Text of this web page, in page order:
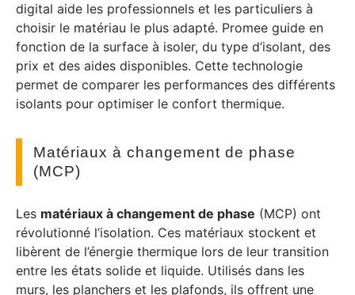
digital aide les professionnels et les particuliers à
choisir le matériau le plus adapté. Promee guide en
fonction de la surface à isoler, du type d’isolant, des
prix et des aides disponibles. Cette technologie
permet de comparer les performances des différents
isolants pour optimiser le confort thermique.
Matériaux à changement de phase
(MCP)
Les matériaux à changement de phase (MCP) ont
révolutionné l’isolation. Ces matériaux stockent et
libèrent de l’énergie thermique lors de leur transition
entre les états solide et liquide. Utilisés dans les
murs, les planchers et les plafonds, ils offrent une